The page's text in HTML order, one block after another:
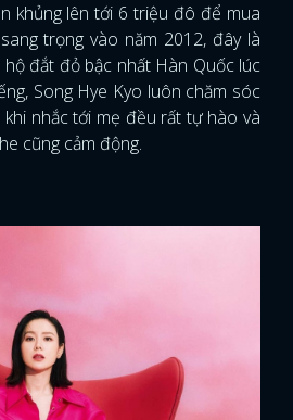
khủng lên tới 6 triệu đô để mua
trọng vào năm 2012, đây là
đắt đỏ bậc nhất Hàn Quốc lúc
Song Hye Kyo luôn chăm sóc
nhắc tới mẹ đều rất tự hào và
cũng cảm động.